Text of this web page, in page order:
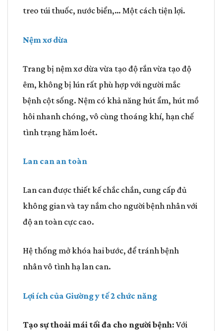
treo túi thuốc, nước biển,… Một cách tiện lợi.
Nệm xơ dừa
Trang bị nệm xơ dừa vừa tạo độ rắn vừa tạo độ
êm, không bị lún rất phù hợp với người mắc
bệnh cột sống. Nệm có khả năng hút ẩm, hút mồ
hôi nhanh chóng, vô cùng thoáng khí, hạn chế
tình trạng hăm loét.
Lan can an toàn
Lan can được thiết kế chắc chắn, cung cấp đủ
không gian và tay nắm cho người bệnh nhân với
độ an toàn cực cao.
Hệ thống mở khóa hai bước, để tránh bệnh
nhân vô tình hạ lan can.
Lợi ích của Giường y tế 2 chức năng
Tạo sự thoải mái tối đa cho người bệnh: Với